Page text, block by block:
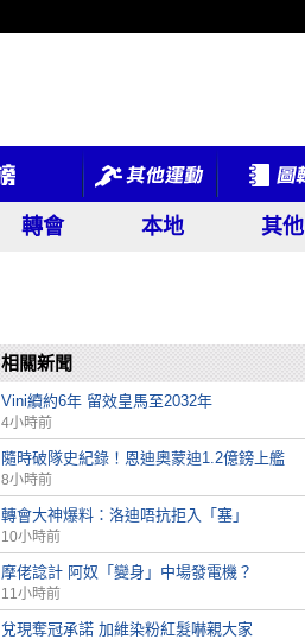
轉會 本地 其他
相關新聞
Vini續約6年 留效皇馬至2032年
4小時前
隨時破隊史紀錄！恩迪奧蒙迪1.2億鎊上艦
8小時前
轉會大神爆料：洛迪唔抗拒入「塞」
10小時前
摩佬諗計 阿奴「變身」中場發電機？
11小時前
兌現奪冠承諾 加維染粉紅髮嚇親大家